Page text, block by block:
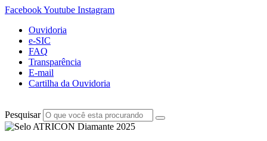
FacebookYoutube Instagram
Ouvidoria
e-SIC
FAQ
Transparência
E-mail
Cartilha da Ouvidoria
Pesquisar